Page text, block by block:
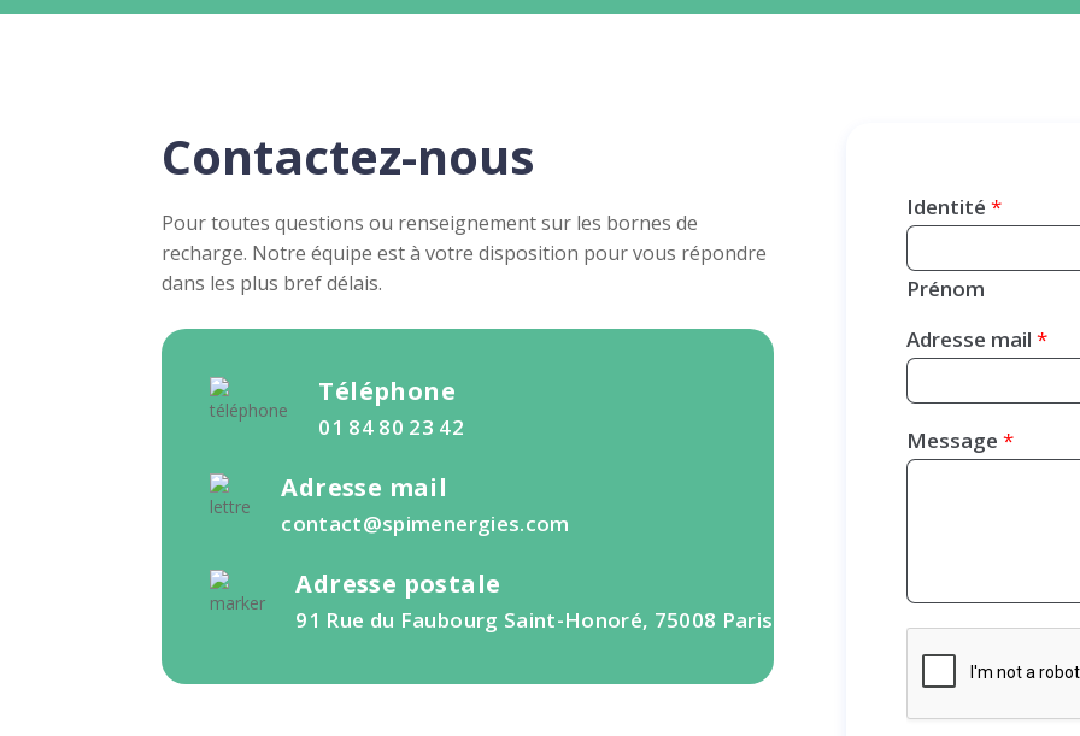
Contactez-nous
Pour toutes questions ou renseignement sur les bornes de
recharge. Notre équipe est à votre disposition pour vous répondre
dans les plus bref délais.
Téléphone
01 84 80 23 42
Adresse mail
contact@spimenergies.com
Adresse postale
91 Rue du Faubourg Saint-Honoré, 75008 Paris
Identité*
Prénom
Adresse mail*
Message*